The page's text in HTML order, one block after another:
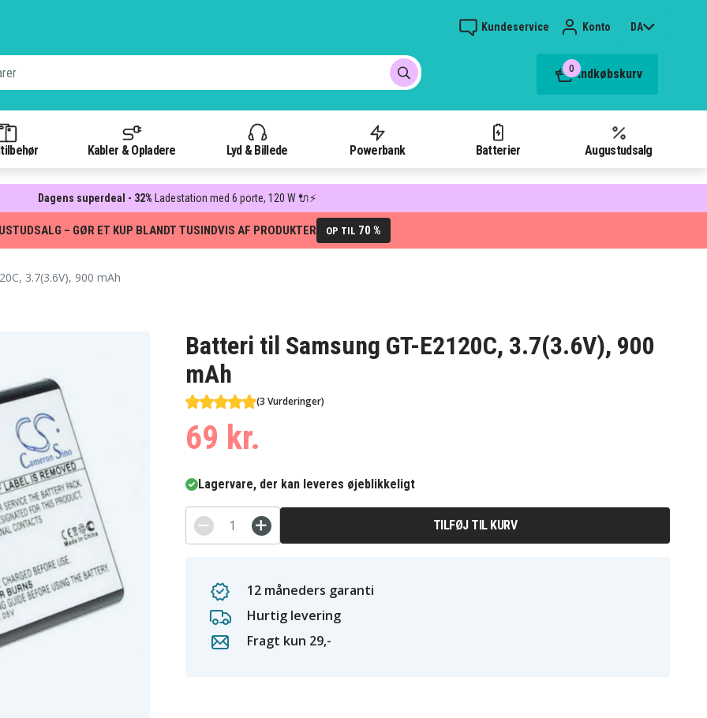
Kundeservice Konto DA
0 Indkøbskurv
Kabler & Opladere Lyd & Billede Powerbank Batterier Augustudsalg
Dagens superdeal - 32% Ladestation med 6 porte, 120 W 🔌⚡
– GØR ET KUP BLANDT TUSINDVIS AF PRODUKTER OP TIL 70 %
3.7(3.6V), 900 mAh
Batteri til Samsung GT-E2120C, 3.7(3.6V), 900
mAh
(3 Vurderinger)
69 kr.
Lagervare, der kan leveres øjeblikkeligt
TILFØJ TIL KURV
12 måneders garanti
Hurtig levering
Fragt kun 29,-